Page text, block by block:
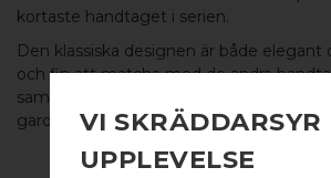
kortaste handtaget i serien.
Den klassiska designen är både elegant
och fin att matcha med de andra
samma serie. Passar utmärkt som
garderoben.VI SKRÄDDARSYR
UPPLEVELSE